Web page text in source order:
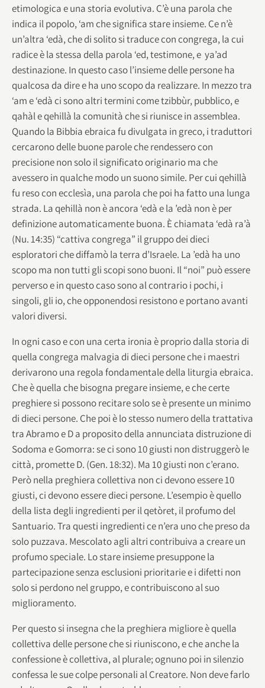
etimologica e una storia evolutiva. C’è una parola che
indica il popolo, ‘am che significa stare insieme. Ce n’è
un’altra ‘edà, che di solito si traduce con congrega, la cui
radice è la stessa della parola ‘ed, testimone, e ya’ad
destinazione. In questo caso l’insieme delle persone ha
qualcosa da dire e ha uno scopo da realizzare. In mezzo tra
‘am e ‘edà ci sono altri termini come tzibbùr, pubblico, e
qahàl e qehillà la comunità che si riunisce in assemblea.
Quando la Bibbia ebraica fu divulgata in greco, i traduttori
cercarono delle buone parole che rendessero con
precisione non solo il significato originario ma che
avessero in qualche modo un suono simile. Per cui qehillà
fu reso con ecclesìa, una parola che poi ha fatto una lunga
strada. La qehillà non è ancora ‘edà e la ’edà non è per
definizione automaticamente buona. È chiamata ‘edà ra’à
(Nu. 14:35) “cattiva congrega” il gruppo dei dieci
esploratori che diffamò la terra d’Israele. La ’edà ha uno
scopo ma non tutti gli scopi sono buoni. Il “noi” può essere
perverso e in questo caso sono al contrario i pochi, i
singoli, gli io, che opponendosi resistono e portano avanti
valori diversi.
In ogni caso e con una certa ironia è proprio dalla storia di
quella congrega malvagia di dieci persone che i maestri
derivarono una regola fondamentale della liturgia ebraica.
Che è quella che bisogna pregare insieme, e che certe
preghiere si possono recitare solo se è presente un minimo
di dieci persone. Che poi è lo stesso numero della trattativa
tra Abramo e D a proposito della annunciata distruzione di
Sodoma e Gomorra: se ci sono 10 giusti non distruggerò le
città, promette D. (Gen. 18:32). Ma 10 giusti non c’erano.
Però nella preghiera collettiva non ci devono essere 10
giusti, ci devono essere dieci persone. L’esempio è quello
della lista degli ingredienti per il qetòret, il profumo del
Santuario. Tra questi ingredienti ce n’era uno che preso da
solo puzzava. Mescolato agli altri contribuiva a creare un
profumo speciale. Lo stare insieme presuppone la
partecipazione senza esclusioni prioritarie e i difetti non
solo si perdono nel gruppo, e contribuiscono al suo
miglioramento.
Per questo si insegna che la preghiera migliore è quella
collettiva delle persone che si riuniscono, e che anche la
confessione è collettiva, al plurale; ognuno poi in silenzio
confessa le sue colpe personali al Creatore. Non deve farlo